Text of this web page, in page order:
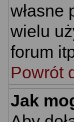
własne
wielu
forum
Powrót
Jak